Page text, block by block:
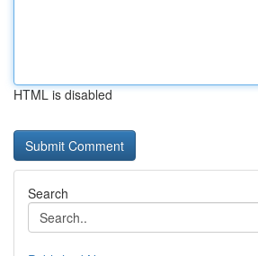
HTML is disabled
Search